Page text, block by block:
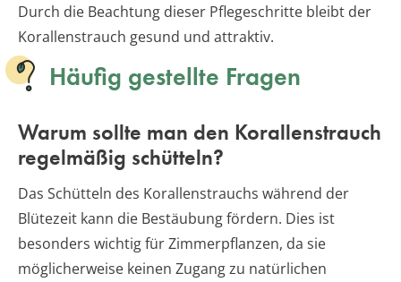
Durch die Beachtung dieser Pflegeschritte bleibt der
Korallenstrauch gesund und attraktiv.
Häufig gestellte Fragen
Warum sollte man den Korallenstrauch
regelmäßig schütteln?
Das Schütteln des Korallenstrauchs während der
Blütezeit kann die Bestäubung fördern. Dies ist
besonders wichtig für Zimmerpflanzen, da sie
möglicherweise keinen Zugang zu natürlichen